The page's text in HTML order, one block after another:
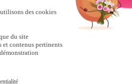
Utile Signaler
tempsl.fr